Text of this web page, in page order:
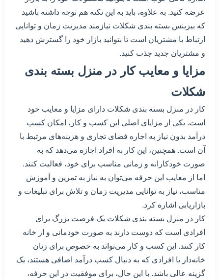
عرضه کنید. به علاوه، باید به این نکته هم توجه داشته باشید
که بیزینس بسته بندی شکلات نیازمند مدیریت زمان و توانایی
ارتباط با مشتریان است تا بتوانید بازار خود را گسترش دهید
و مشتریان جدید جذب کنید.
مزایا و معایب کار در منزل بسته بندی
شکلات
کار در منزل بسته بندی شکلات دارای مزایا و معایب خود
است. یکی از مزایای اصلی این کسب و کار، امکان کسب
درآمد بدون نیاز به اجاره فضای تجاری و هزینه‌های مرتبط با
آن است. همچنین، این کار به افراد اجازه می‌دهد که به
صورت خودکارانه و زمانی مناسب برای خود، فعالیت کنند.
اما از معایب این حرفه می‌توان به نیاز به تمرین و آموزش
مناسب، نیاز به توانایی مدیریت زمان و تلاش برای تبلیغات و
بازاریابی اشاره کرد.
کار در منزل بسته بندی شکلات یک فرصت بزرگ برای
افرادی است که دوست دارند به صورت خودمانی و از خانه
کار کنند. این کسب و کار می‌تواند به خصوص برای زنان
خانه‌دار یا افرادی که به دنبال کسب درآمد اضافی هستند، یک
گزینه عالی باشد. با این حال، برای موفقیت در این حرفه،